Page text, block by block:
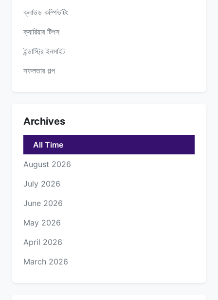
ক্লাউড কম্পিউটিং
ক্যারিয়ার টিপস
ইন্ডাস্ট্রি ইনসাইট
সফলতার গল্প
Archives
All Time
August 2026
July 2026
June 2026
May 2026
April 2026
March 2026